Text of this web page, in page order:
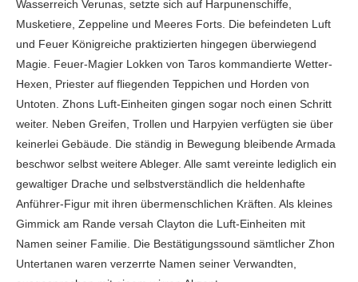
Wasserreich Verunas, setzte sich auf Harpunenschiffe,
Musketiere, Zeppeline und Meeres Forts. Die befeindeten Luft
und Feuer Königreiche praktizierten hingegen überwiegend
Magie. Feuer-Magier Lokken von Taros kommandierte Wetter-
Hexen, Priester auf fliegenden Teppichen und Horden von
Untoten. Zhons Luft-Einheiten gingen sogar noch einen Schritt
weiter. Neben Greifen, Trollen und Harpyien verfügten sie über
keinerlei Gebäude. Die ständig in Bewegung bleibende Armada
beschwor selbst weitere Ableger. Alle samt vereinte lediglich ein
gewaltiger Drache und selbstverständlich die heldenhafte
Anführer-Figur mit ihren übermenschlichen Kräften. Als kleines
Gimmick am Rande versah Clayton die Luft-Einheiten mit
Namen seiner Familie. Die Bestätigungssound sämtlicher Zhon
Untertanen waren verzerrte Namen seiner Verwandten,